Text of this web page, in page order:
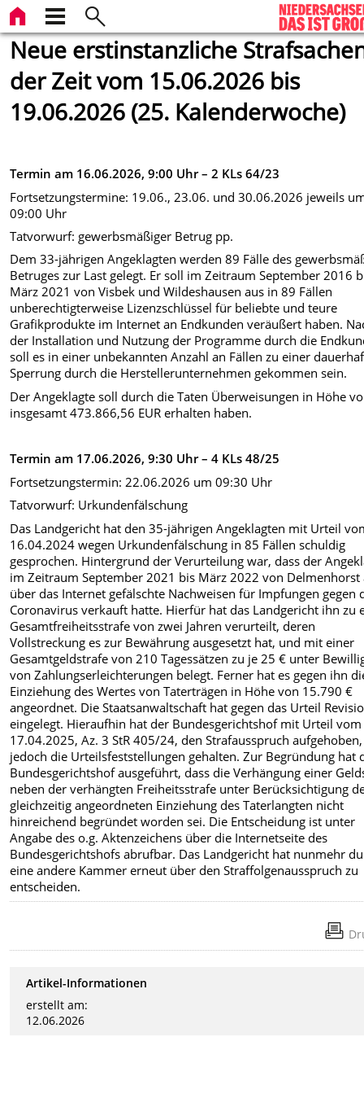
Neue erstinstanzliche
der Zeit vom 15.06.2026 bis
19.06.2026 (25. Kalenderwoche)
Termin am 16.06.2026, 9:00 Uhr – 2 KLs 64/23
Fortsetzungstermine: 19.06., 23.06. und 30.06.2026 jeweils
09:00 Uhr
Tatvorwurf: gewerbsmäßiger Betrug pp.
Dem 33-jährigen Angeklagten werden 89 Fälle des
Betruges zur Last gelegt. Er soll im Zeitraum September 2016
März 2021 von Visbek und Wildeshausen aus in 89 Fällen
unberechtigterweise Lizenzschlüssel für beliebte und teure
Grafikprodukte im Internet an Endkunden veräußert haben.
der Installation und Nutzung der Programme durch die
soll es in einer unbekannten Anzahl an Fällen zu einer
Sperrung durch die Herstellerunternehmen gekommen sein.
Der Angeklagte soll durch die Taten Überweisungen in Höhe
insgesamt 473.866,56 EUR erhalten haben.
Termin am 17.06.2026, 9:30 Uhr – 4 KLs 48/25
Fortsetzungstermin: 22.06.2026 um 09:30 Uhr
Tatvorwurf: Urkundenfälschung
Das Landgericht hat den 35-jährigen Angeklagten mit Urteil
16.04.2024 wegen Urkundenfälschung in 85 Fällen schuldig
gesprochen. Hintergrund der Verurteilung war, dass der
im Zeitraum September 2021 bis März 2022 von Delmenhorst
über das Internet gefälschte Nachweisen für Impfungen gegen
Coronavirus verkauft hatte. Hierfür hat das Landgericht ihn zu
Gesamtfreiheitsstrafe von zwei Jahren verurteilt, deren
Vollstreckung es zur Bewährung ausgesetzt hat, und mit einer
Gesamtgeldstrafe von 210 Tagessätzen zu je 25 € unter
von Zahlungserleichterungen belegt. Ferner hat es gegen ihn
Einziehung des Wertes von Taterträgen in Höhe von 15.790 €
angeordnet. Die Staatsanwaltschaft hat gegen das Urteil
eingelegt. Hieraufhin hat der Bundesgerichtshof mit Urteil vom
17.04.2025, Az. 3 StR 405/24, den Strafausspruch aufgehoben,
jedoch die Urteilsfeststellungen gehalten. Zur Begründung hat
Bundesgerichtshof ausgeführt, dass die Verhängung einer
neben der verhängten Freiheitsstrafe unter Berücksichtigung
gleichzeitig angeordneten Einziehung des Taterlangten nicht
hinreichend begründet worden sei. Die Entscheidung ist unter
Angabe des o.g. Aktenzeichens über die Internetseite des
Bundesgerichtshofs abrufbar. Das Landgericht hat nunmehr
eine andere Kammer erneut über den Straffolgenausspruch zu
entscheiden.
Artikel-Informationen
erstellt am:
12.06.2026